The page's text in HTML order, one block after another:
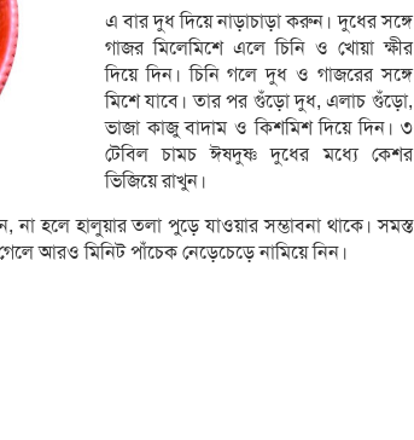
এ বার দুধ দিয়ে নাড়াচাড়া করুন। দুধের সঙ্গে
গাজর মিলেমিশে এলে চিনি ও খোয়া ক্ষীর
দিয়ে দিন। চিনি গলে দুধ ও গাজরের সঙ্গে
মিশে যাবে। তার পর গুঁড়ো দুধ, এলাচ গুঁড়ো,
ভাজা কাজু বাদাম ও কিশমিশ দিয়ে দিন। ৩
টেবিল চামচ ঈষদুষ্ণ দুধের মধ্যে কেশর
ভিজিয়ে রাখুন।
হলে হালুয়ার তলা পুড়ে যাওয়ার সম্ভাবনা থাকে। সমস্ত
আরও মিনিট পাঁচেক নেড়েচেড়ে নামিয়ে নিন।